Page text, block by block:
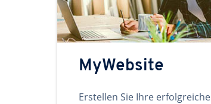
MyWebsite
Erstellen Sie Ihre erfolgreiche